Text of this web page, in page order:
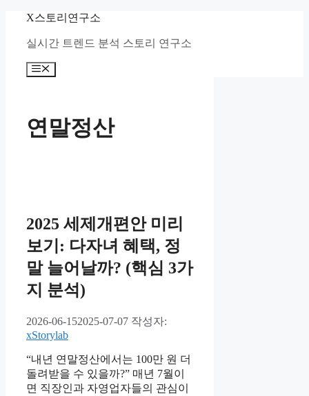
X스토리연구소
실시간 트렌드 분석 스토리 연구소
메
연말정산
2025 세제개편안 미리
보기: 다자녀 혜택, 정
말 늘어날까? (핵심 3가
지 분석)
2026-06-152025-07-07 작성자:
xStorylab
“내년 연말정산에서는 100만 원 더
돌려받을 수 있을까?” 매년 7월이
면 직장인과 자영업자들의 관심이